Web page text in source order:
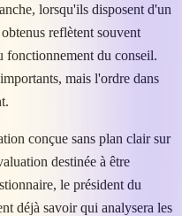
lorsqu'ils disposent d'un
reflètent souvent
fonctionnement du conseil.
mais l'ordre dans
conçue sans plan clair sur
destinée à être
le président du
déjà savoir qui analysera les